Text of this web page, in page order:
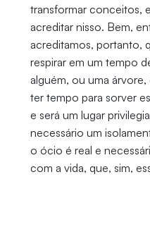
transformar conceitos,
acreditar nisso. Bem,
acreditamos, portanto,
respirar em um tempo
alguém, ou uma
ter tempo para sorver
e será um lugar
necessário um
o ócio é real e
com a vida, que, sim,